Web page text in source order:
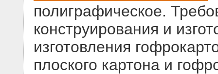
полиграфическое.
конструирования и
изготовления
плоского картона и